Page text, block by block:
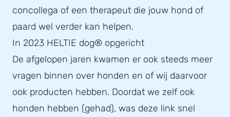
concollega of een therapeut die jouw hond of
paard wel verder kan helpen.
In 2023 HELTIE dog® opgericht
De afgelopen jaren kwamen er ook steeds meer
vragen binnen over honden en of wij daarvoor
ook producten hebben. Doordat we zelf ook
honden hebben (gehad), was deze link snel